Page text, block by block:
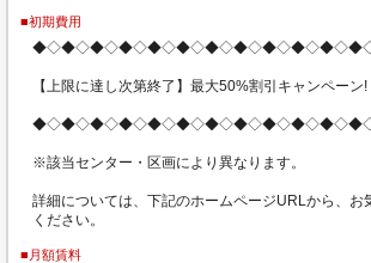
■初期費用
【上限に達し次第終了】最大50%割引キャンペーン!
※該当センター・区画により異なります。
詳細については、下記のホームページURLから、お
ください。
■月額賃料